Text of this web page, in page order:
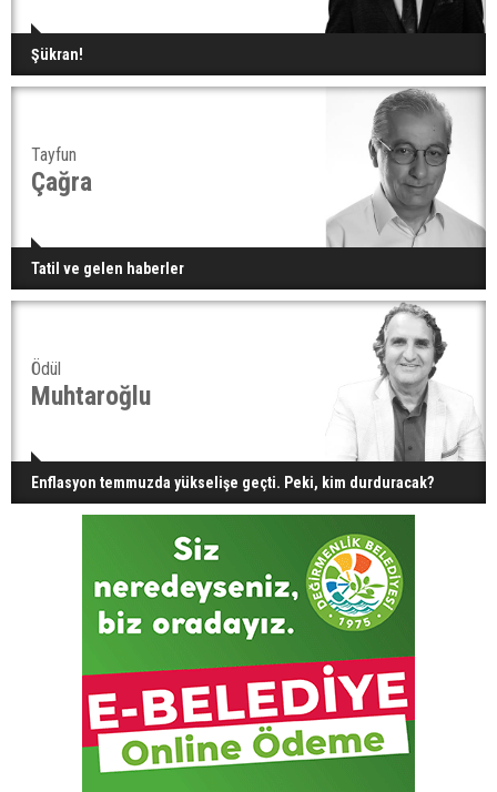
Şükran!
Tayfun
Çağra
Tatil ve gelen haberler
Ödül
Muhtaroğlu
Enflasyon temmuzda yükselişe geçti. Peki, kim durduracak?